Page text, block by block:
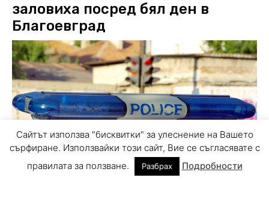
Сайтът използва "бисквитки" за улеснение на Вашето
сърфиране. Използвайки този сайт, Вие се съгласявате с
правилата за ползване.
Разбрах Подробности